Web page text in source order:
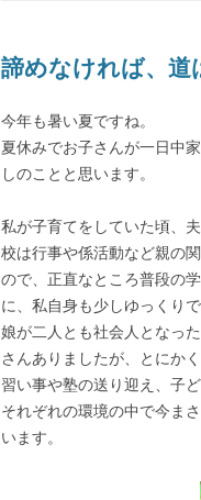
諦めなければ、道
今年も暑い夏ですね。
夏休みでお子さんが一日中
しのことと思います。
私が子育てをしていた頃、
校は行事や係活動など親の
ので、正直なところ普段の
に、私自身も少しゆっくり
娘が二人とも社会人となっ
さんありましたが、とにか
習い事や塾の送り迎え、子
それぞれの環境の中で今ま
います。